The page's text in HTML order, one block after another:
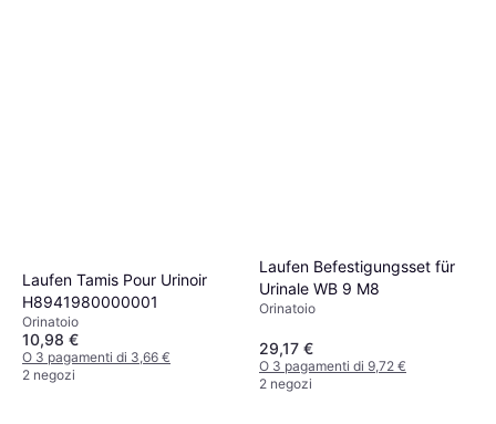
Laufen Tamis Pour Urinoir
H8941980000001
Orinatoio
10,98 €
O 3 pagamenti di 3,66 €
2 negozi
Laufen Befestigungsset für
Urinale WB 9 M8
Orinatoio
29,17 €
O 3 pagamenti di 9,72 €
2 negozi